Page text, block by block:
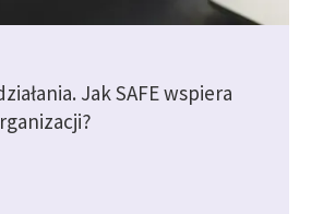
Jak SAFE wspiera